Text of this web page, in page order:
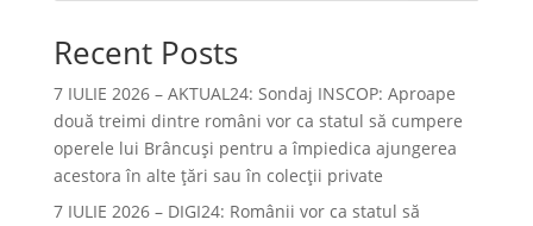
Recent Posts
7 IULIE 2026 – AKTUAL24: Sondaj INSCOP: Aproape
două treimi dintre români vor ca statul să cumpere
operele lui Brâncuşi pentru a împiedica ajungerea
acestora în alte ţări sau în colecţii private
7 IULIE 2026 – DIGI24: Românii vor ca statul să